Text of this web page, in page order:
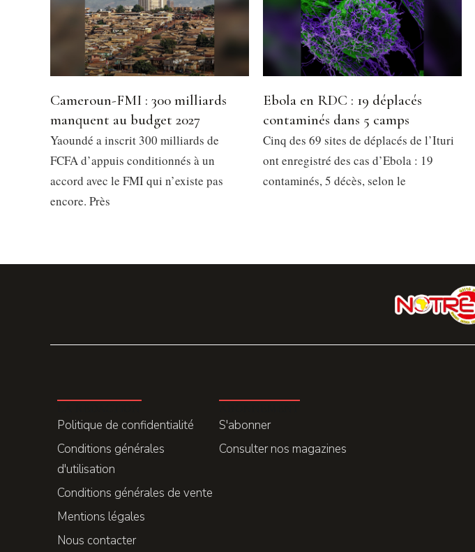
Cameroun-FMI : 300 milliards
manquent au budget 2027
Yaoundé a inscrit 300 milliards de
FCFA d’appuis conditionnés à un
accord avec le FMI qui n’existe pas
encore. Près
Ebola en RDC : 19 déplacés
contaminés dans 5 camps
Cinq des 69 sites de déplacés de l’Ituri
ont enregistré des cas d’Ebola : 19
contaminés, 5 décès, selon le
Politique de confidentialité
Conditions générales
d'utilisation
Conditions générales de vente
Mentions légales
Nous contacter
S'abonner
Consulter nos magazines